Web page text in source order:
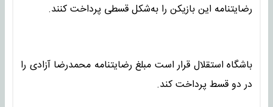
رضایتنامه این بازیکن را به‌شکل قسطی پرداخت کنند.
باشگاه استقلال قرار است مبلغ رضایتنامه محمدرضا آزادی را
در دو قسط پرداخت کند.